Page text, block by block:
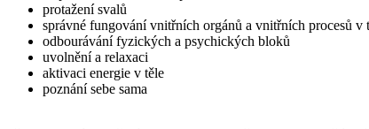
protažení svalů
správné fungování vnitřních orgánů a vnitřních procesů v
odbourávání fyzických a psychických bloků
uvolnění a relaxaci
aktivaci energie v těle
poznání sebe sama